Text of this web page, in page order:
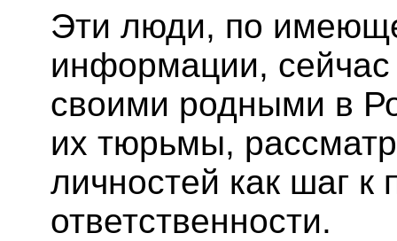
Эти люди, по
информации,
своими родными в
их тюрьмы,
личностей как шаг к
ответственности.